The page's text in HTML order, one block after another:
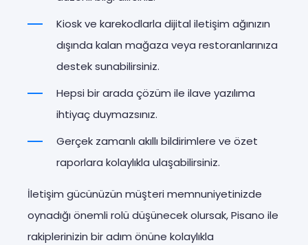
Kiosk ve karekodlarla dijital iletişim ağınızın
dışında kalan mağaza veya restoranlarınıza
destek sunabilirsiniz.
Hepsi bir arada çözüm ile ilave yazılıma
ihtiyaç duymazsınız.
Gerçek zamanlı akıllı bildirimlere ve özet
raporlara kolaylıkla ulaşabilirsiniz.
İletişim gücünüzün müşteri memnuniyetinizde
oynadığı önemli rolü düşünecek olursak, Pisano ile
rakiplerinizin bir adım önüne kolaylıkla